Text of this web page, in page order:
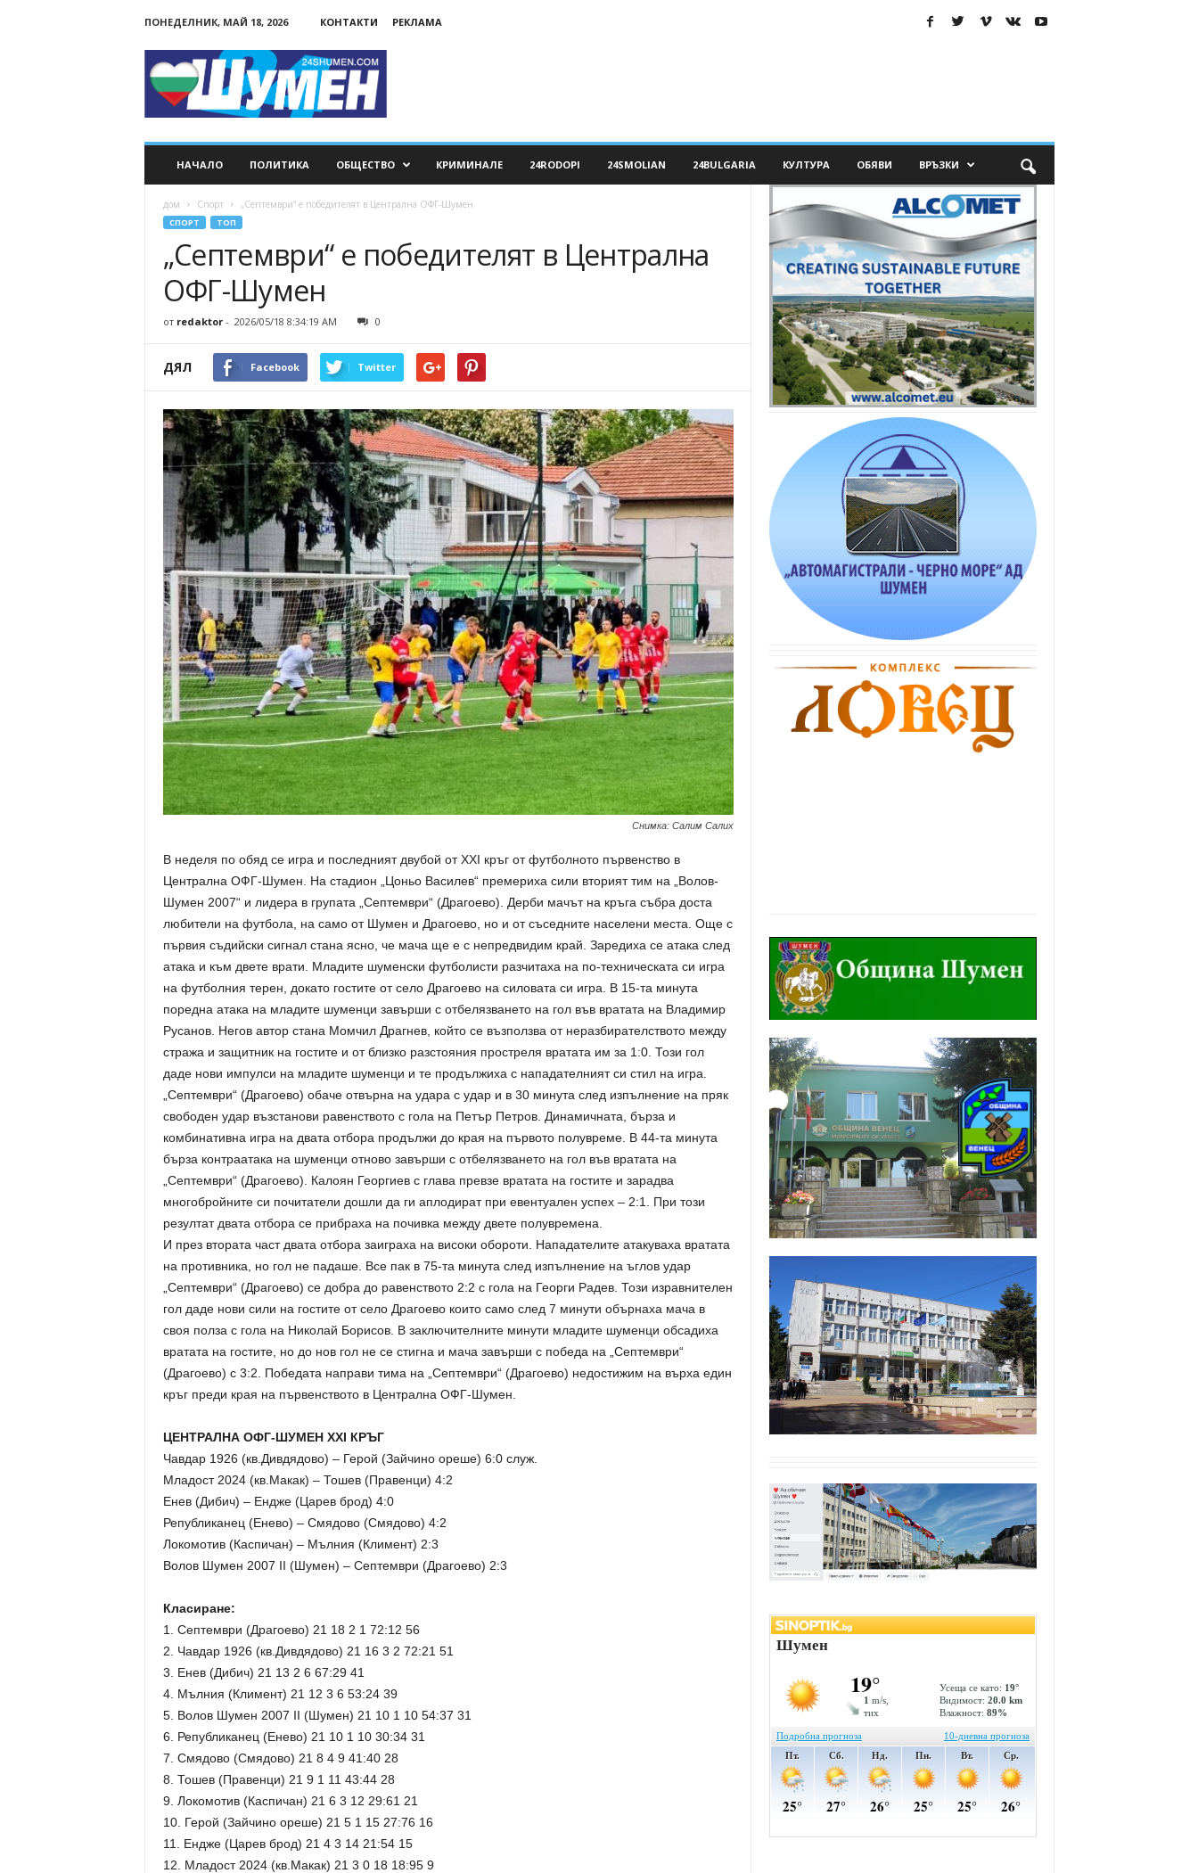
ПОНЕДЕЛНИК, МАЙ 18, 2026 КОНТАКТИ РЕКЛАМА
НАЧАЛО ПОЛИТИКА ОБЩЕСТВО КРИМИНАЛЕ 24RODOPI 24SMOLIAN 24BULGARIA КУЛТУРА ОБЯВИ ВРЪЗКИ
дом Спорт „Септември“ е победителят в Централна ОФГ-Шумен
СПОРТ ТОП
„Септември“ е победителят в Централна
ОФГ-Шумен
от redaktor- 2026/05/18 8:34:19 AM 0
ДЯЛ Facebook Twitter
Снимка: Салим Салих
В неделя по обяд се игра и последният двубой от ХХI кръг от футболното първенство в
Централна ОФГ-Шумен. На стадион „Цоньо Василев“ премериха сили вторият тим на „Волов-
Шумен 2007“ и лидера в групата „Септември“ (Драгоево). Дерби мачът на кръга събра доста
любители на футбола, на само от Шумен и Драгоево, но и от съседните населени места. Още с
първия съдийски сигнал стана ясно, че мача ще е с непредвидим край. Заредиха се атака след
атака и към двете врати. Младите шуменски футболисти разчитаха на по-техническата си игра
на футболния терен, докато гостите от село Драгоево на силовата си игра. В 15-та минута
поредна атака на младите шуменци завърши с отбелязването на гол във вратата на Владимир
Русанов. Негов автор стана Момчил Драгнев, който се възползва от неразбирателството между
стража и защитник на гостите и от близко разстояния простреля вратата им за 1:0. Този гол
даде нови импулси на младите шуменци и те продължиха с нападателният си стил на игра.
„Септември“ (Драгоево) обаче отвърна на удара с удар и в 30 минута след изпълнение на пряк
свободен удар възстанови равенството с гола на Петър Петров. Динамичната, бърза и
комбинативна игра на двата отбора продължи до края на първото полувреме. В 44-та минута
бърза контраатака на шуменци отново завърши с отбелязването на гол във вратата на
„Септември“ (Драгоево). Калоян Георгиев с глава превзе вратата на гостите и зарадва
многобройните си почитатели дошли да ги аплодират при евентуален успех – 2:1. При този
резултат двата отбора се прибраха на почивка между двете полувремена.
И през втората част двата отбора заиграха на високи обороти. Нападателите атакуваха вратата
на противника, но гол не падаше. Все пак в 75-та минута след изпълнение на ъглов удар
„Септември“ (Драгоево) се добра до равенството 2:2 с гола на Георги Радев. Този изравнителен
гол даде нови сили на гостите от село Драгоево които само след 7 минути обърнаха мача в
своя полза с гола на Николай Борисов. В заключителните минути младите шуменци обсадиха
вратата на гостите, но до нов гол не се стигна и мача завърши с победа на „Септември“
(Драгоево) с 3:2. Победата направи тима на „Септември“ (Драгоево) недостижим на върха един
кръг преди края на първенството в Централна ОФГ-Шумен.
ЦЕНТРАЛНА ОФГ-ШУМЕН XXI КРЪГ
Чавдар 1926 (кв.Дивдядово) – Герой (Зайчино ореше) 6:0 служ.
Младост 2024 (кв.Макак) – Тошев (Правенци) 4:2
Енев (Дибич) – Ендже (Царев брод) 4:0
Републиканец (Енево) – Смядово (Смядово) 4:2
Локомотив (Каспичан) – Мълния (Климент) 2:3
Волов Шумен 2007 II (Шумен) – Септември (Драгоево) 2:3
Класиране:
1. Септември (Драгоево) 21 18 2 1 72:12 56
2. Чавдар 1926 (кв.Дивдядово) 21 16 3 2 72:21 51
3. Енев (Дибич) 21 13 2 6 67:29 41
4. Мълния (Климент) 21 12 3 6 53:24 39
5. Волов Шумен 2007 II (Шумен) 21 10 1 10 54:37 31
6. Републиканец (Енево) 21 10 1 10 30:34 31
7. Смядово (Смядово) 21 8 4 9 41:40 28
8. Тошев (Правенци) 21 9 1 11 43:44 28
9. Локомотив (Каспичан) 21 6 3 12 29:61 21
10. Герой (Зайчино ореше) 21 5 1 15 27:76 16
11. Ендже (Царев брод) 21 4 3 14 21:54 15
12. Младост 2024 (кв.Макак) 21 3 0 18 18:95 9